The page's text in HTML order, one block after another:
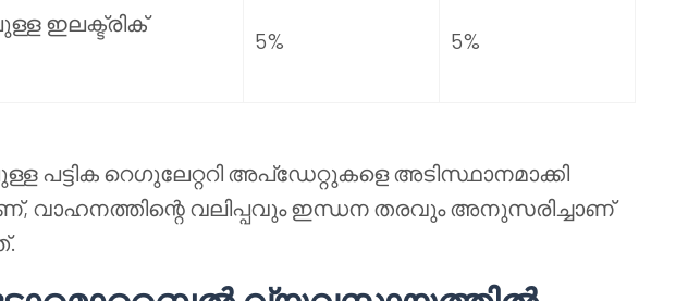
ഇലക്ട്രിക്
5% 5%
പട്ടിക റെഗുലേറ്ററി അപ്‌ഡേറ്റുകളെ അടിസ്ഥാനമാക്കി
വാഹനത്തിന്റെ വലിപ്പവും ഇന്ധന തരവും അനുസരിച്ചാണ്